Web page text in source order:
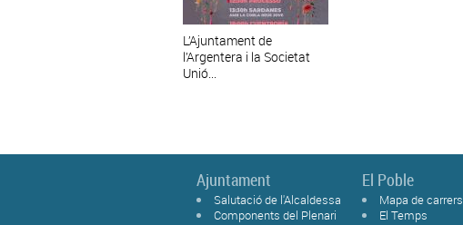
L’Ajuntament de
l’Argentera i la Societat
Unió...
Ajuntament
Salutació de l'Alcaldessa
Components del Plenari
El Poble
Mapa de carrers
El Temps